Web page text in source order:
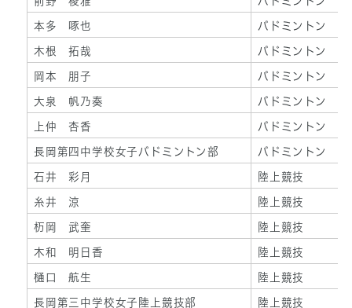
本多 啄也 バドミントン
木根 拓哉 バドミントン
岡本 朋子 バドミントン
大泉 帆乃奏 バドミントン
上仲 杏香 バドミントン
長岡第四中学校女子バドミントン部 バドミントン
石井 彩月 陸上競技
糸井 涼 陸上競技
杤岡 武奎 陸上競技
木和 明日香 陸上競技
樋口 航生 陸上競技
長岡第三中学校女子陸上競技部 陸上競技